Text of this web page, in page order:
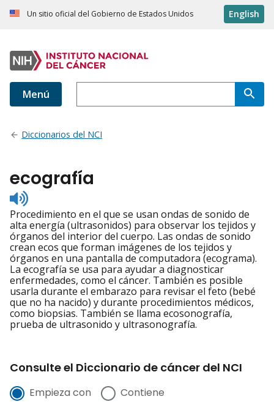
Un sitio oficial del Gobierno de Estados Unidos English
Menú
Diccionarios del NCI
ecografía
Listen
to
pronunciation
Procedimiento en el que se usan ondas de sonido de
alta energía (ultrasonidos) para observar los tejidos y
órganos del interior del cuerpo. Las ondas de sonido
crean ecos que forman imágenes de los tejidos y
órganos en una pantalla de computadora (ecograma).
La ecografía se usa para ayudar a diagnosticar
enfermedades, como el cáncer. También es posible
usarla durante el embarazo para revisar el feto (bebé
que no ha nacido) y durante procedimientos médicos,
como biopsias. También se llama ecosonografía,
prueba de ultrasonido y ultrasonografía.
Consulte el Diccionario de cáncer del NCI
Empieza con Contiene